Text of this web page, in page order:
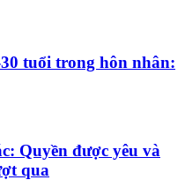
tuổi trong hôn nhân:
Quyền được yêu và
qua